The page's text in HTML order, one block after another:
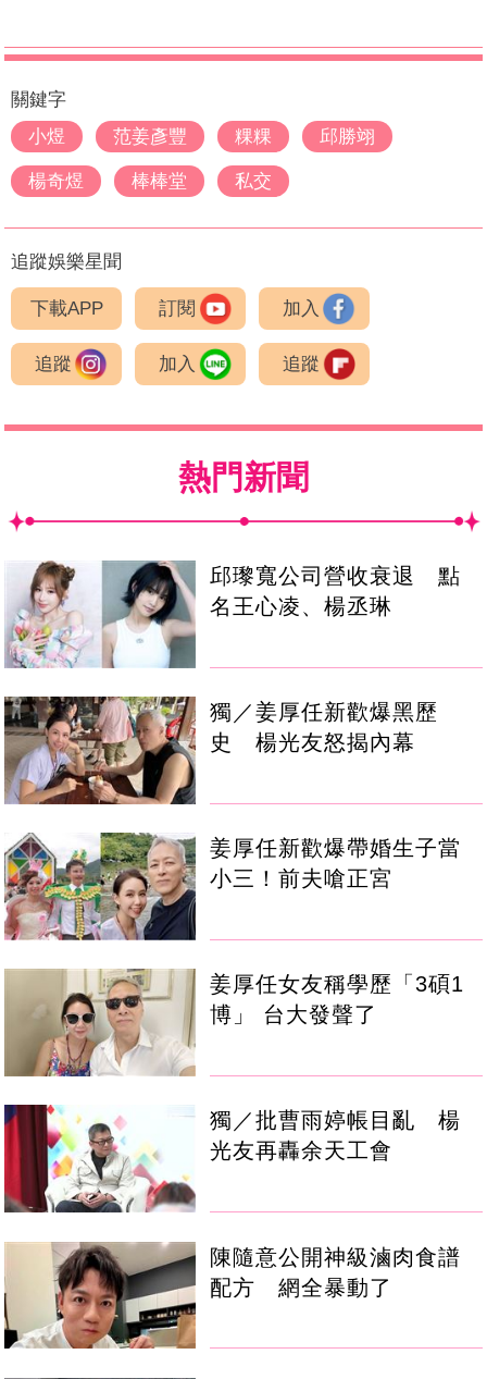
關鍵字
小煜
范姜彥豐 粿粿 邱勝翊
楊奇煜 棒棒堂 私交
追蹤娛樂星聞
下載APP 訂閱 加入
追蹤 加入 追蹤
熱門新聞
邱瓈寬公司營收衰退 點
名王心凌、楊丞琳
獨／姜厚任新歡爆黑歷
史 楊光友怒揭內幕
姜厚任新歡爆帶婚生子當
小三！前夫嗆正宮
姜厚任女友稱學歷「3碩1
博」 台大發聲了
獨／批曹雨婷帳目亂 楊
光友再轟余天工會
陳隨意公開神級滷肉食譜
配方 網全暴動了